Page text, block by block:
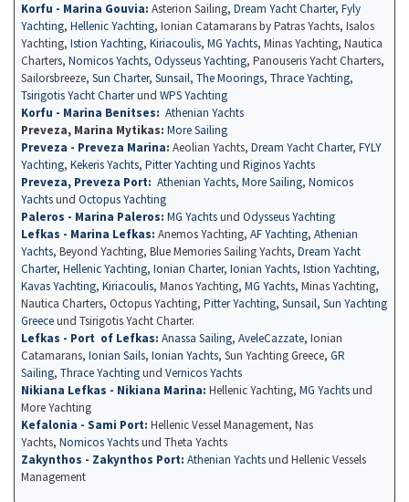
Korfu - Marina Gouvia: Asterion Sailing, Dream Yacht Charter, Fyly
Yachting, Hellenic Yachting, Ionian Catamarans by Patras Yachts, Isalos
Yachting, Istion Yachting, Kiriacoulis, MG Yachts, Minas Yachting, Nautica
Charters, Nomicos Yachts, Odysseus Yachting, Panouseris Yacht Charters,
Sailorsbreeze, Sun Charter, Sunsail, The Moorings, Thrace Yachting,
Tsirigotis Yacht Charterund WPS Yachting
Korfu - Marina Benitses: Athenian Yachts
Preveza, Marina Mytikas: More Sailing
Preveza - Preveza Marina: Aeolian Yachts, Dream Yacht Charter, FYLY
Yachting, Kekeris Yachts, Pitter Yachtingund Riginos Yachts
Preveza, Preveza Port: Athenian Yachts, More Sailing, Nomicos
Yachtsund Octopus Yachting
Paleros - Marina Paleros: MG Yachtsund Odysseus Yachting
Lefkas - Marina Lefkas: Anemos Yachting, AF Yachting, Athenian
Yachts, Beyond Yachting, Blue Memories Sailing Yachts, Dream Yacht
Charter, Hellenic Yachting, Ionian Charter, Ionian Yachts, Istion Yachting,
Kavas Yachting, Kiriacoulis, Manos Yachting, MG Yachts, Minas Yachting,
Nautica Charters, Octopus Yachting, Pitter Yachting, Sunsail, Sun Yachting
Greeceund Tsirigotis Yacht Charter.
Lefkas - Port of Lefkas: Anassa Sailing, AveleCazzate, Ionian
Catamarans, Ionian Sails, Ionian Yachts, Sun Yachting Greece, GR
Sailing, Thrace Yachtingund Vernicos Yachts
Nikiana Lefkas - Nikiana Marina: Hellenic Yachting, MG Yachtsund
More Yachting
Kefalonia - Sami Port: Hellenic Vessel Management, Nas
Yachts, Nomicos Yachtsund Theta Yachts
Zakynthos - Zakynthos Port: Athenian Yachtsund Hellenic Vessels
Management